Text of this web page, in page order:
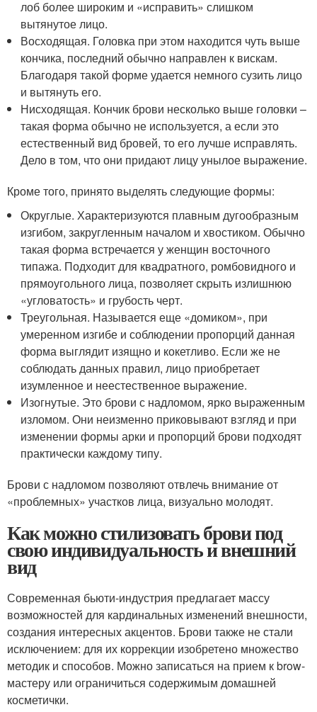
лоб более широким и «исправить» слишком
вытянутое лицо.
Восходящая. Головка при этом находится чуть выше
кончика, последний обычно направлен к вискам.
Благодаря такой форме удается немного сузить лицо
и вытянуть его.
Нисходящая. Кончик брови несколько выше головки –
такая форма обычно не используется, а если это
естественный вид бровей, то его лучше исправлять.
Дело в том, что они придают лицу унылое выражение.
Кроме того, принято выделять следующие формы:
Округлые. Характеризуются плавным дугообразным
изгибом, закругленным началом и хвостиком. Обычно
такая форма встречается у женщин восточного
типажа. Подходит для квадратного, ромбовидного и
прямоугольного лица, позволяет скрыть излишнюю
«угловатость» и грубость черт.
Треугольная. Называется еще «домиком», при
умеренном изгибе и соблюдении пропорций данная
форма выглядит изящно и кокетливо. Если же не
соблюдать данных правил, лицо приобретает
изумленное и неестественное выражение.
Изогнутые. Это брови с надломом, ярко выраженным
изломом. Они неизменно приковывают взгляд и при
изменении формы арки и пропорций брови подходят
практически каждому типу.
Брови с надломом позволяют отвлечь внимание от
«проблемных» участков лица, визуально молодят.
Как можно стилизовать брови под
свою индивидуальность и внешний
вид
Современная бьюти-индустрия предлагает массу
возможностей для кардинальных изменений внешности,
создания интересных акцентов. Брови также не стали
исключением: для их коррекции изобретено множество
методик и способов. Можно записаться на прием к brow-
мастеру или ограничиться содержимым домашней
косметички.